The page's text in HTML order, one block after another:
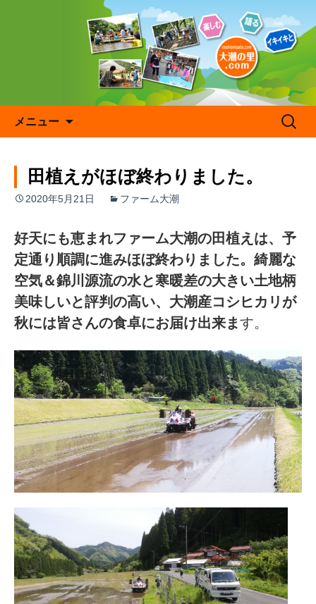
プ
メニュー
検
索:
田植えがほぼ終わりました。
2020年5月21日 ファーム大潮
好天にも恵まれファーム大潮の田植えは、予
定通り順調に進みほぼ終わりました。綺麗な
空気＆錦川源流の水と寒暖差の大きい土地柄
美味しいと評判の高い、大潮産コシヒカリが
秋には皆さんの食卓にお届け出来ます。